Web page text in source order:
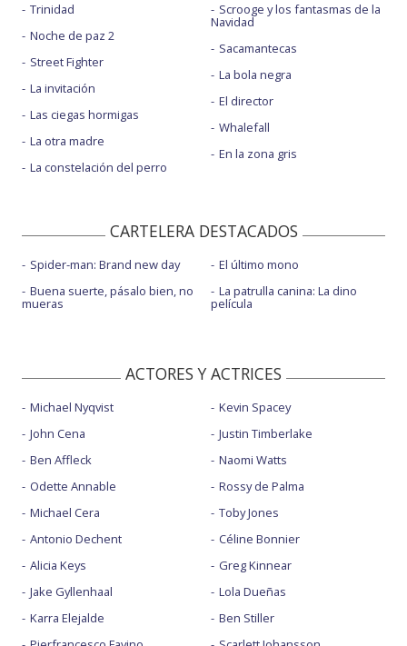
Trinidad
Noche de paz 2
Street Fighter
La invitación
Las ciegas hormigas
La otra madre
La constelación del perro
Scrooge y los fantasmas de la
Navidad
Sacamantecas
La bola negra
El director
Whalefall
En la zona gris
CARTELERA DESTACADOS
Spider-man: Brand new day
Buena suerte, pásalo bien, no
mueras
El último mono
La patrulla canina: La dino
película
ACTORES Y ACTRICES
Michael Nyqvist
John Cena
Ben Affleck
Odette Annable
Michael Cera
Antonio Dechent
Alicia Keys
Jake Gyllenhaal
Karra Elejalde
Kevin Spacey
Justin Timberlake
Naomi Watts
Rossy de Palma
Toby Jones
Céline Bonnier
Greg Kinnear
Lola Dueñas
Ben Stiller